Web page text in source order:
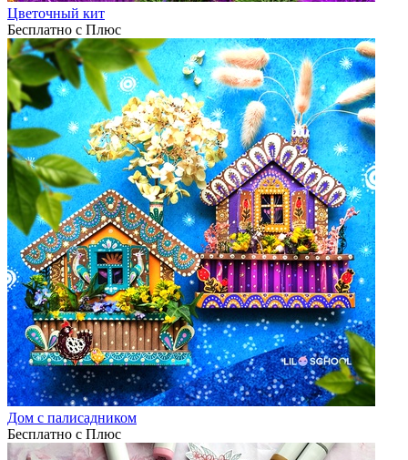
Цветочный кит
Бесплатно с Плюс
Дом с палисадником
Бесплатно с Плюс